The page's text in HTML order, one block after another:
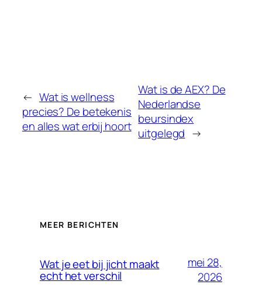
← Wat is wellness
precies? De betekenis
en alles wat erbij hoort
Wat is de AEX? De
Nederlandse
beursindex
uitgelegd →
MEER BERICHTEN
Wat je eet bij jicht maakt
echt het verschil
mei 28,
2026